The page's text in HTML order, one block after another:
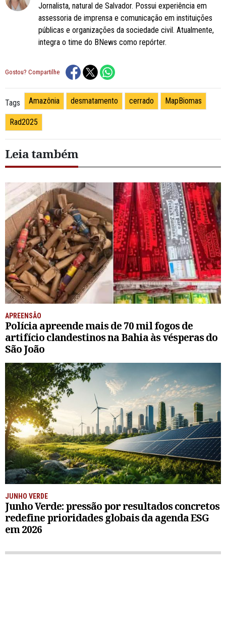
Jornalista, natural de Salvador. Possui experiência em
assessoria de imprensa e comunicação em instituições
públicas e organizações da sociedade civil. Atualmente,
integra o time do BNews como repórter.
Gostou? Compartilhe
Tags Amazônia desmatamento cerrado MapBiomas
Rad2025
Leia também
APREENSÃO
Polícia apreende mais de 70 mil fogos de
artifício clandestinos na Bahia às vésperas do
São João
JUNHO VERDE
Junho Verde: pressão por resultados concretos
redefine prioridades globais da agenda ESG
em 2026